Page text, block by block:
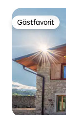
Gästfavorit
Gästfavorit